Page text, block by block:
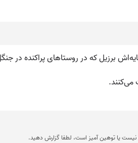
برزیل که در روستاهای پراکنده در
می‌کنند.
یا توهین آمیز است، لطفا گزارش دهید.